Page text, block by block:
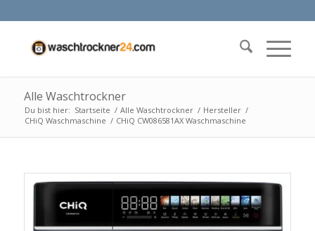
Alle Waschtrockner
Du bist hier: Startseite / Alle Waschtrockner / Hersteller /
CHiQ Waschmaschine / CHiQ CW086581AX Waschmaschine